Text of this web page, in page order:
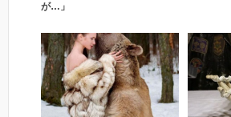
が…」